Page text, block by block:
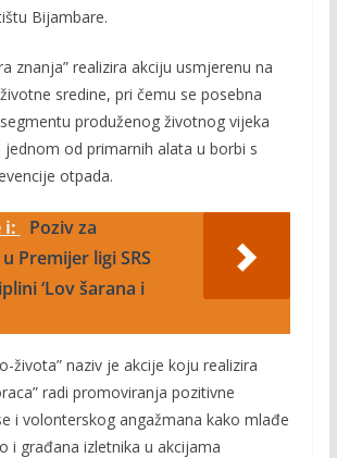
Bijambare.
znanja” realizira akciju usmjerenu na
sredine, pri čemu se posebna
produženog životnog vijeka
od primarnih alata u borbi s
otpada.
i:
Poziv za
Premijer ligi SRS
‘Lov šarana i
života” naziv je akcije koju realizira
radi promoviranja pozitivne
i volonterskog angažmana kako mlađe
i građana izletnika u akcijama